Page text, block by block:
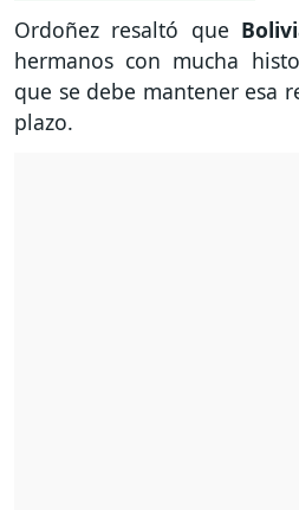
Ordoñez resaltó que
hermanos con mucha
que se debe mantener esa
plazo.